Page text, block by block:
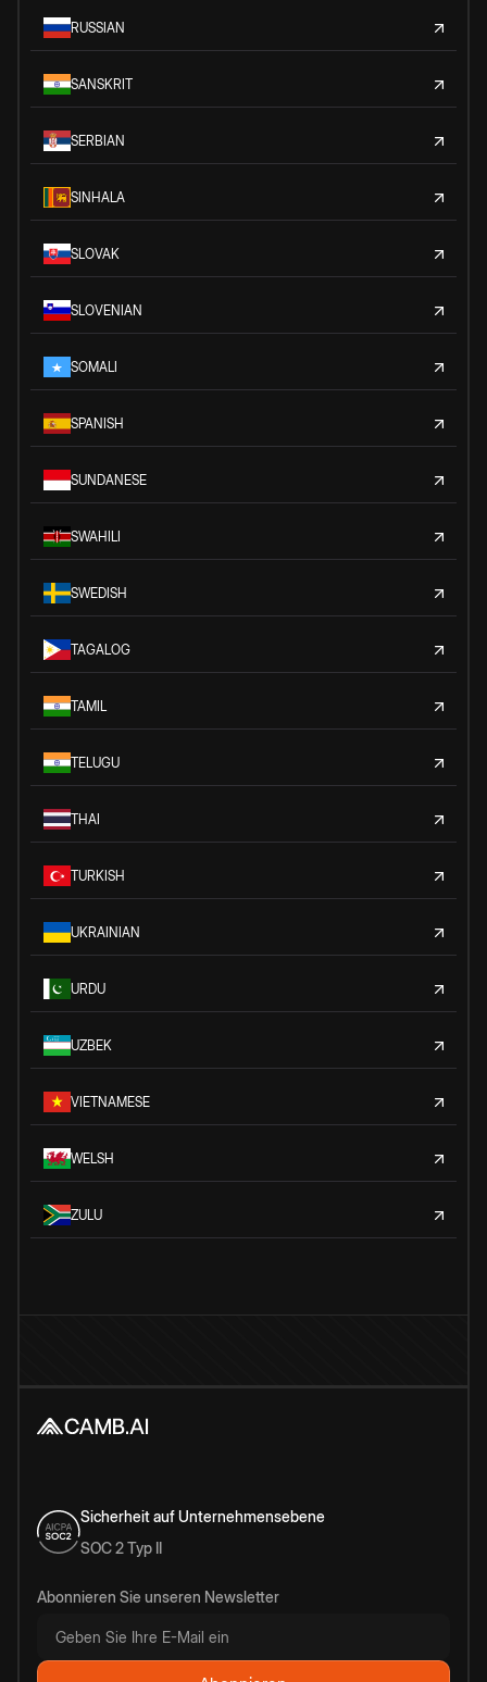
RUSSIAN
SANSKRIT
SERBIAN
SINHALA
SLOVAK
SLOVENIAN
SOMALI
SPANISH
SUNDANESE
SWAHILI
SWEDISH
TAGALOG
TAMIL
TELUGU
THAI
TURKISH
UKRAINIAN
URDU
UZBEK
VIETNAMESE
WELSH
ZULU
Sicherheit auf Unternehmensebene
SOC 2 Typ II
Abonnieren Sie unseren Newsletter